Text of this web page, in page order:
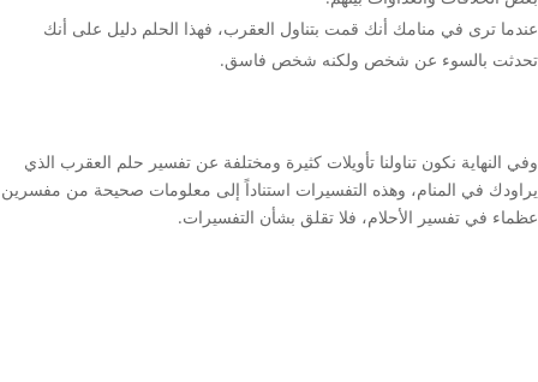
عندما ترى في منامك أنك قمت بتناول العقرب، فهذا الحلم دليل على أنك
تحدثت بالسوء عن شخص ولكنه شخص فاسق.
وفي النهاية نكون تناولنا تأويلات كثيرة ومختلفة عن تفسير حلم العقرب الذي
يراودك في المنام، وهذه التفسيرات استناداً إلى معلومات صحيحة من مفسرين
عظماء في تفسير الأحلام، فلا تقلق بشأن التفسيرات.